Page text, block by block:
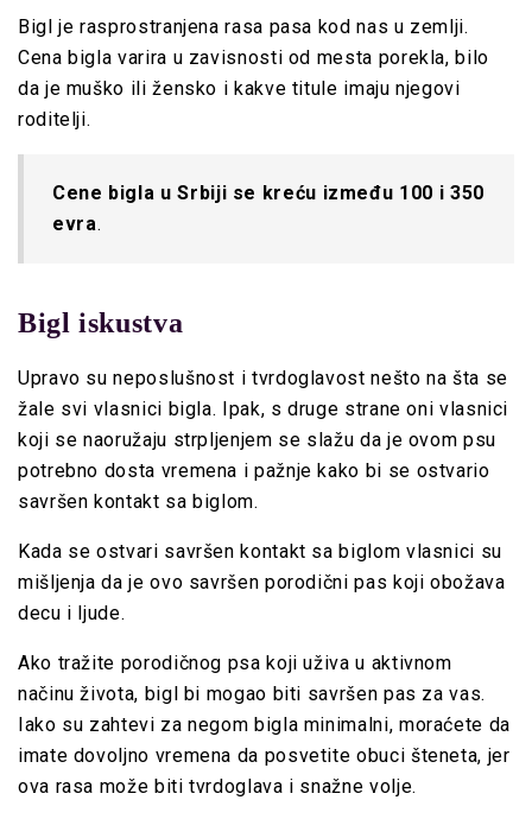
Bigl je rasprostranjena rasa pasa kod nas u zemlji.
Cena bigla varira u zavisnosti od mesta porekla, bilo
da je muško ili žensko i kakve titule imaju njegovi
roditelji.
Cene bigla u Srbiji se kreću između 100 i 350
evra.
Bigl iskustva
Upravo su neposlušnost i tvrdoglavost nešto na šta se
žale svi vlasnici bigla. Ipak, s druge strane oni vlasnici
koji se naoružaju strpljenjem se slažu da je ovom psu
potrebno dosta vremena i pažnje kako bi se ostvario
savršen kontakt sa biglom.
Kada se ostvari savršen kontakt sa biglom vlasnici su
mišljenja da je ovo savršen porodični pas koji obožava
decu i ljude.
Ako tražite porodičnog psa koji uživa u aktivnom
načinu života, bigl bi mogao biti savršen pas za vas.
Iako su zahtevi za negom bigla minimalni, moraćete da
imate dovoljno vremena da posvetite obuci šteneta, jer
ova rasa može biti tvrdoglava i snažne volje.